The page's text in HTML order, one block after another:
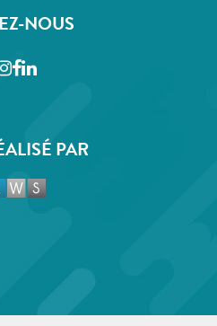
NOUS
Instagram
Facebook
LinkedIn
PAR